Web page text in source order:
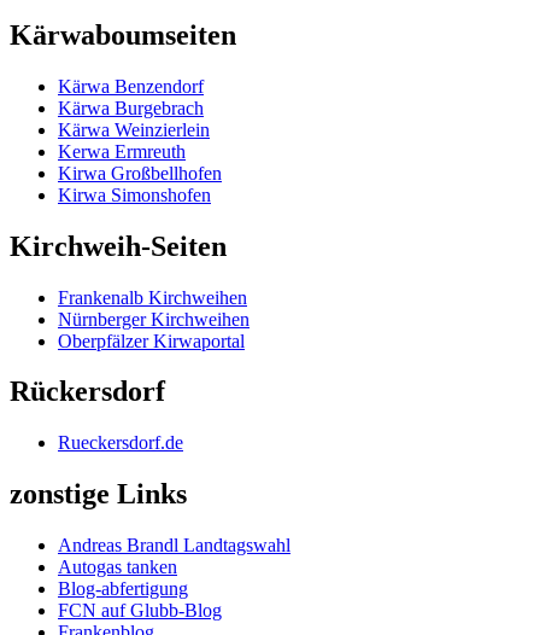
Kärwaboumseiten
Kärwa Benzendorf
Kärwa Burgebrach
Kärwa Weinzierlein
Kerwa Ermreuth
Kirwa Großbellhofen
Kirwa Simonshofen
Kirchweih-Seiten
Frankenalb Kirchweihen
Nürnberger Kirchweihen
Oberpfälzer Kirwaportal
Rückersdorf
Rueckersdorf.de
zonstige Links
Andreas Brandl Landtagswahl
Autogas tanken
Blog-abfertigung
FCN auf Glubb-Blog